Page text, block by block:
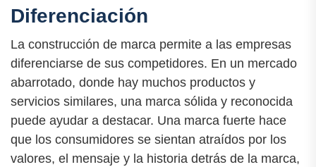
Diferenciación
La construcción de marca permite a las empresas
diferenciarse de sus competidores. En un mercado
abarrotado, donde hay muchos productos y
servicios similares, una marca sólida y reconocida
puede ayudar a destacar. Una marca fuerte hace
que los consumidores se sientan atraídos por los
valores, el mensaje y la historia detrás de la marca,